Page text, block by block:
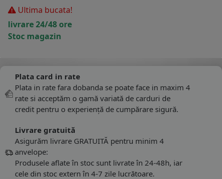
Ultima bucata!
livrare 24/48 ore
Stoc magazin
Plata card in rate
Plata in rate fara dobanda se poate face in maxim 4
rate si acceptăm o gamă variată de carduri de
credit pentru o experiență de cumpărare sigură.
Livrare gratuită
Asigurăm livrare GRATUITĂ pentru minim 4
anvelope:
Produsele aflate în stoc sunt livrate în 24-48h, iar
cele din stoc extern în 4-7 zile lucrătoare.